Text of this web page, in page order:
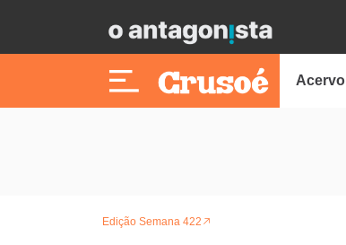
Acervo
Edição Semana 422